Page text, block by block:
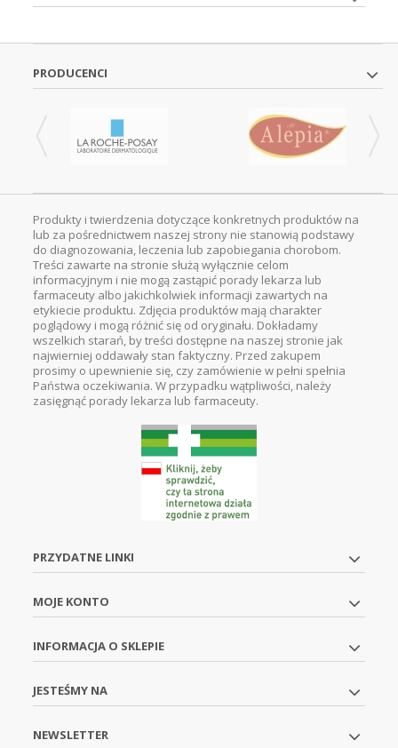
PRODUCENCI
Produkty i twierdzenia dotyczące konkretnych produktów na
lub za pośrednictwem naszej strony nie stanowią podstawy
do diagnozowania, leczenia lub zapobiegania chorobom.
Treści zawarte na stronie służą wyłącznie celom
informacyjnym i nie mogą zastąpić porady lekarza lub
farmaceuty albo jakichkolwiek informacji zawartych na
etykiecie produktu. Zdjęcia produktów mają charakter
poglądowy i mogą różnić się od oryginału. Dokładamy
wszelkich starań, by treści dostępne na naszej stronie jak
najwierniej oddawały stan faktyczny. Przed zakupem
prosimy o upewnienie się, czy zamówienie w pełni spełnia
Państwa oczekiwania. W przypadku wątpliwości, należy
zasięgnąć porady lekarza lub farmaceuty.
PRZYDATNE LINKI
MOJE KONTO
INFORMACJA O SKLEPIE
JESTEŚMY NA
NEWSLETTER